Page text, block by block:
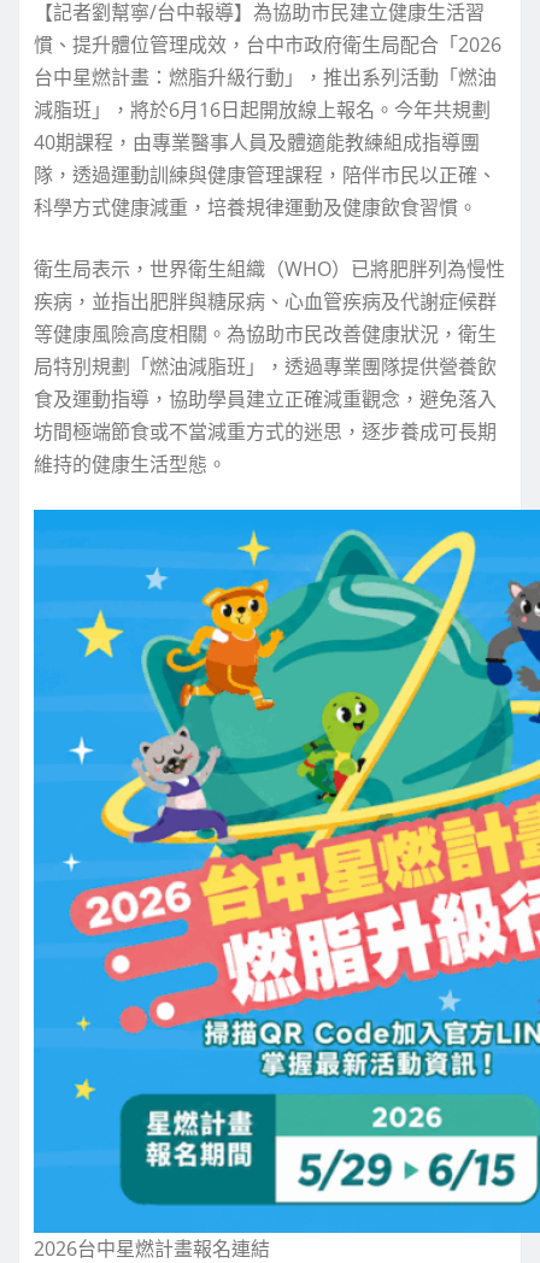
【記者劉幫寧/台中報導】為協助市民建立健康生活習
慣、提升體位管理成效，台中市政府衛生局配合「2026
台中星燃計畫：燃脂升級行動」，推出系列活動「燃油
減脂班」，將於6月16日起開放線上報名。今年共規劃
40期課程，由專業醫事人員及體適能教練組成指導團
隊，透過運動訓練與健康管理課程，陪伴市民以正確、
科學方式健康減重，培養規律運動及健康飲食習慣。
衛生局表示，世界衛生組織（WHO）已將肥胖列為慢性
疾病，並指出肥胖與糖尿病、心血管疾病及代謝症候群
等健康風險高度相關。為協助市民改善健康狀況，衛生
局特別規劃「燃油減脂班」，透過專業團隊提供營養飲
食及運動指導，協助學員建立正確減重觀念，避免落入
坊間極端節食或不當減重方式的迷思，逐步養成可長期
維持的健康生活型態。
2026台中星燃計畫報名連結